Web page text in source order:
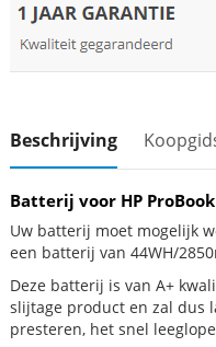
Beschrijving
Batterij voor HP
Uw batterij moet mogelijk
een batterij van 44WH/
Deze batterij is van A+
slijtage product en zal dus
presteren, het snel